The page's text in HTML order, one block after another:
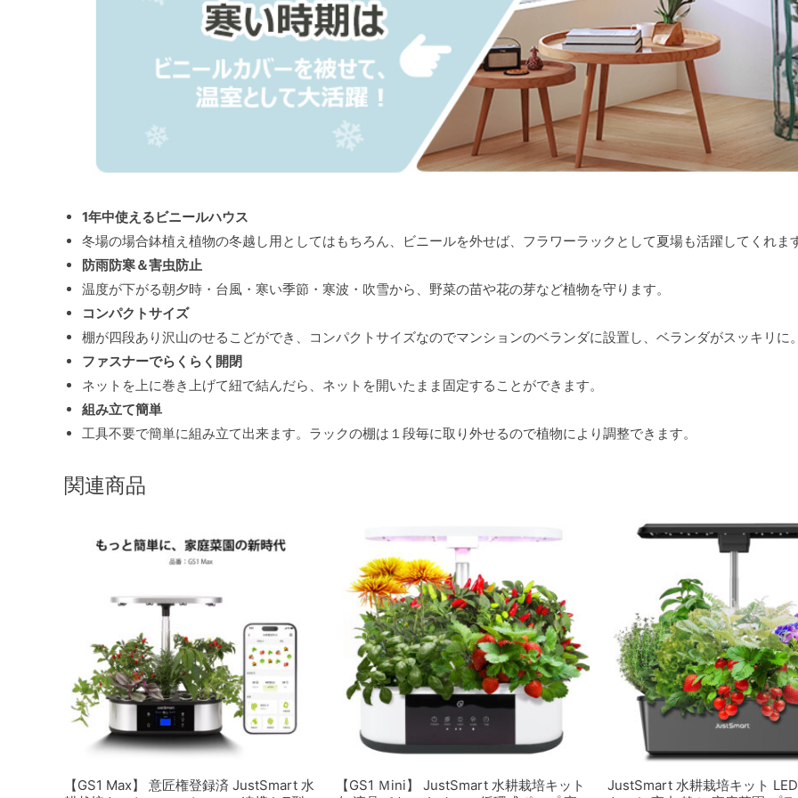
1年中使えるビニールハウス
冬場の場合鉢植え植物の冬越し用としてはもちろん、ビニールを外せば、フラワーラックとして夏場も活躍してくれま
防雨防寒＆害虫防止
温度が下がる朝夕時・台風・寒い季節・寒波・吹雪から、野菜の苗や花の芽など植物を守ります。
コンパクトサイズ
棚が四段あり沢山のせるこどができ、コンパクトサイズなのでマンションのベランダに設置し、ベランダがスッキリに
ファスナーでらくらく開閉
ネットを上に巻き上げて紐で結んだら、ネットを開いたまま固定することができます。
組み立て簡単
工具不要で簡単に組み立て出来ます。ラックの棚は１段毎に取り外せるので植物により調整できます。
関連商品
【GS1 Max】 意匠権登録済 JustSmart 水
【GS1 Ｍini】 JustSmart 水耕栽培キット
JustSmart 水耕栽培キット